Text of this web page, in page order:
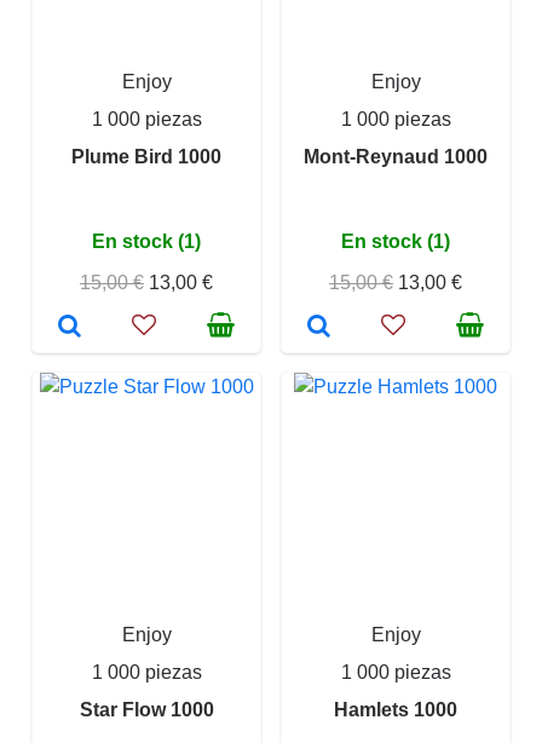
Enjoy
1 000 piezas
Plume Bird 1000
En stock (1)
15,00 € 13,00 €
Enjoy
1 000 piezas
Mont-Reynaud 1000
En stock (1)
15,00 € 13,00 €
Enjoy
1 000 piezas
Star Flow 1000
Enjoy
1 000 piezas
Hamlets 1000